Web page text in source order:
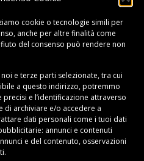
cookie o tecnologie simili per
anche per altre finalità come
del consenso può rendere non
e terze parti selezionate, tra cui
a questo indirizzo, potremmo
e l’identificazione attraverso
di archiviare e/o accedere a
dati personali come i tuoi dati
annunci e contenuti
e del contenuto, osservazioni
Tekk, vogliamo darvi
su questo prodotto. Il suo
vi permetterà di
lunga autonomia,